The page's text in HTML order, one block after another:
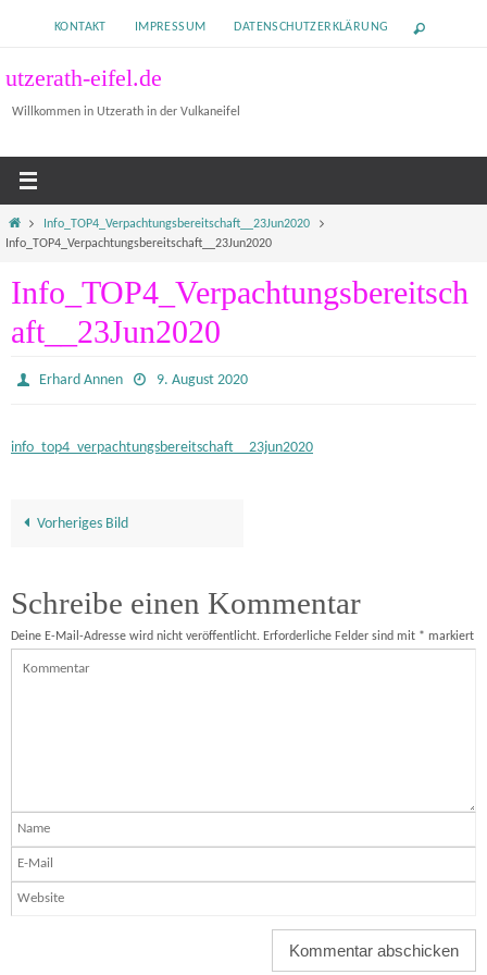
KONTAKT IMPRESSUM DATENSCHUTZERKLÄRUNG
utzerath-eifel.de
Willkommen in Utzerath in der Vulkaneifel
HomeInfo_TOP4_Verpachtungsbereitschaft__23Jun2020
Info_TOP4_Verpachtungsbereitschaft__23Jun2020
Info_TOP4_Verpachtungsbereitsch
aft__23Jun2020
Erhard Annen 9. August 2020
info_top4_verpachtungsbereitschaft__23jun2020
Vorheriges Bild
Schreibe einen Kommentar
Deine E-Mail-Adresse wird nicht veröffentlicht. Erforderliche Felder sind mit * markiert